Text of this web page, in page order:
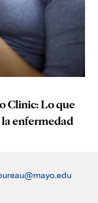
Clinic: Lo que
la enfermedad